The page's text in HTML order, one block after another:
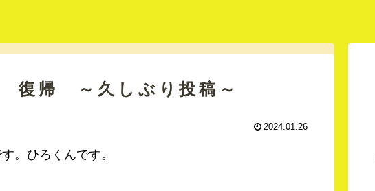
復帰 ～久しぶり投稿～
2024.01.26
。ひろくんです。